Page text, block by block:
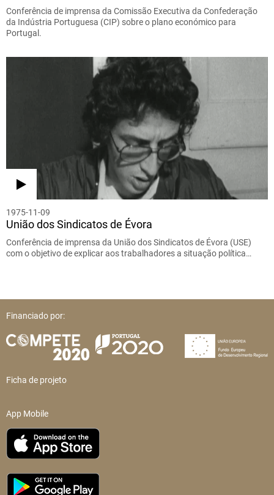
Conferência de imprensa da Comissão Executiva da Confederação
da Indústria Portuguesa (CIP) sobre o plano económico para
Portugal.
1975-11-09
União dos Sindicatos de Évora
Conferência de imprensa da União dos Sindicatos de Évora (USE)
com o objetivo de explicar aos trabalhadores a situação política…
Financiado por:
Ficha de projeto
App Mobile